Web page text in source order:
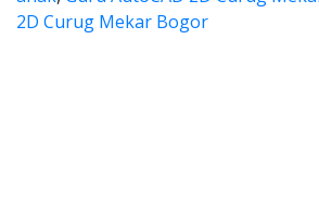
2D Curug Mekar Bogor